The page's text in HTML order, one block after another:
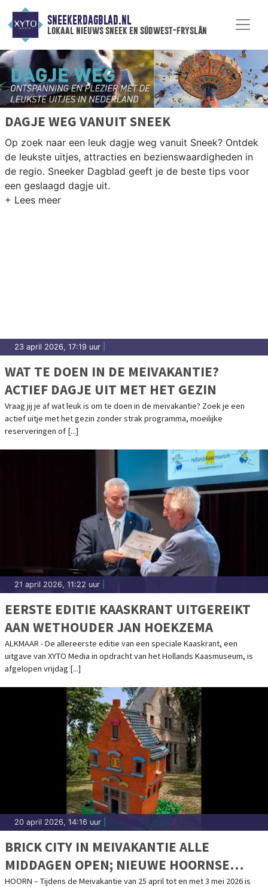
SNEEKERDAGBLAD.NL
lokaal nieuws sneek en súdwest-fryslân
DAGJE WEG VANUIT SNEEK
Op zoek naar een leuk dagje weg vanuit Sneek? Ontdek
de leukste uitjes, attracties en bezienswaardigheden in
de regio. Sneeker Dagblad geeft je de beste tips voor
een geslaagd dagje uit.
23 april 2026, 17:19 uur
WAT TE DOEN IN DE MEIVAKANTIE?
ACTIEF DAGJE UIT MET HET GEZIN
Vraag jij je af wat leuk is om te doen in de meivakantie? Zoek je een
actief uitje met het gezin zonder strak programma, moeilijke
reserveringen of [...]
21 april 2026, 11:22 uur
EERSTE EDITIE KAASKRANT UITGEREIKT
AAN WETHOUDER JAN HOEKZEMA
ALKMAAR - De allereerste editie van een speciale Kaaskrant, een
uitgave van XYTO Media in opdracht van het Hollands Kaasmuseum, is
afgelopen vrijdag [...]
20 april 2026, 14:16 uur
BRICK CITY IN MEIVAKANTIE ALLE
MIDDAGEN OPEN; NIEUWE HOORNSE
GEBOUWEN VAN LEGO
HOORN – Tijdens de Meivakantie van 25 april tot en met 3 mei 2026 is